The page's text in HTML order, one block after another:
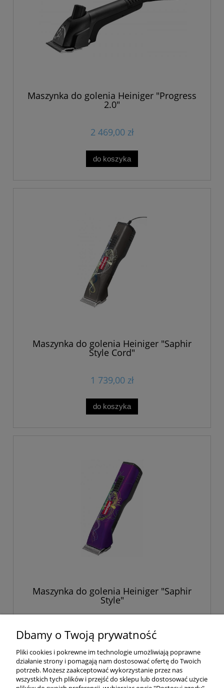
Maszynka do golenia Heiniger "Progress
2.0"
2 469,00 zł
do koszyka
Maszynka do golenia Heiniger "Saphir
Style Cord"
1 739,00 zł
do koszyka
Maszynka do golenia Heiniger "Saphir
Style"
do koszyka
Dbamy o Twoją prywatność
Pliki cookies i pokrewne im technologie umożliwiają poprawne
działanie strony i pomagają nam dostosować ofertę do Twoich
potrzeb. Możesz zaakceptować wykorzystanie przez nas
wszystkich tych plików i przejść do sklepu lub dostosować użycie